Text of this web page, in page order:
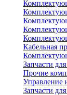
Кабельная
Запчасти
Прочие
Управление
Запчасти